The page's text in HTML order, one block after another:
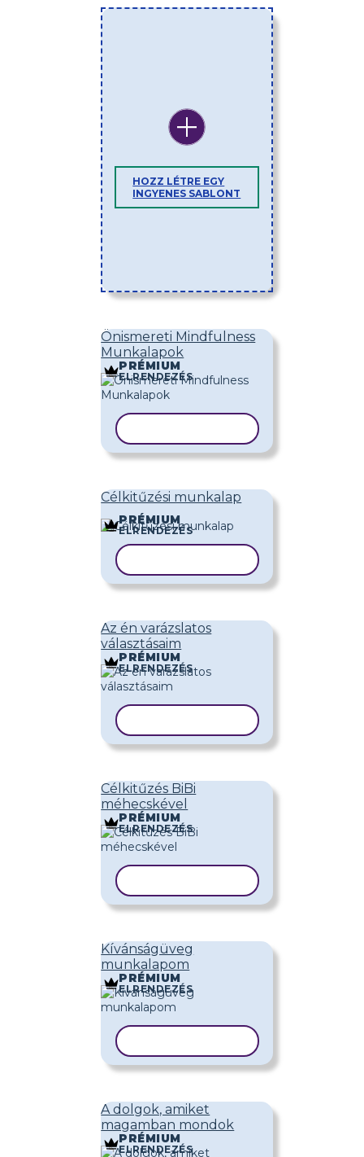
HOZZ LÉTRE EGY
INGYENES SABLONT
Önismereti Mindfulness
Munkalapok
PRÉMIUM
ELRENDEZÉS
Célkitűzési munkalap
PRÉMIUM
ELRENDEZÉS
Az én varázslatos
választásaim
PRÉMIUM
ELRENDEZÉS
Célkitűzés BiBi
méhecskével
PRÉMIUM
ELRENDEZÉS
Kívánságüveg
munkalapom
PRÉMIUM
ELRENDEZÉS
A dolgok, amiket
magamban mondok
PRÉMIUM
ELRENDEZÉS